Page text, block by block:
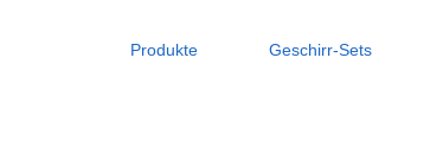
Produkte Geschirr-Sets